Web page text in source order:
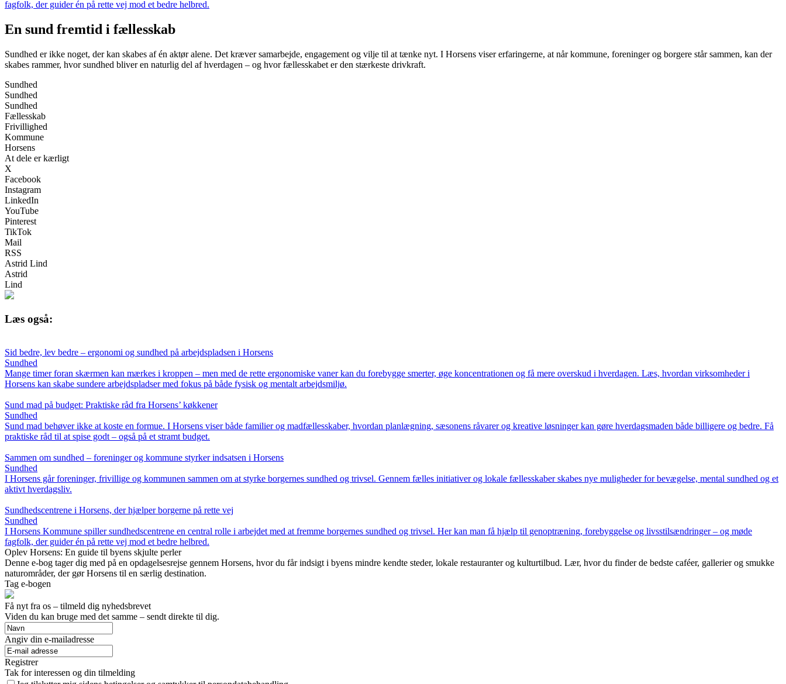
fagfolk, der guider én på rette vej mod et bedre helbred.
En sund fremtid i fællesskab
Sundhed er ikke noget, der kan skabes af én aktør alene. Det kræver samarbejde, engagement og vilje til at tænke nyt. I Horsens viser erfaringerne, at når kommune, foreninger og borgere står sammen, kan der
skabes rammer, hvor sundhed bliver en naturlig del af hverdagen – og hvor fællesskabet er den stærkeste drivkraft.
Sundhed
Sundhed
Sundhed
Fællesskab
Frivillighed
Kommune
Horsens
At dele er kærligt
X
Facebook
Instagram
LinkedIn
YouTube
Pinterest
TikTok
Mail
RSS
Astrid Lind
Astrid
Lind
Læs også:
Sid bedre, lev bedre – ergonomi og sundhed på arbejdspladsen i Horsens
Sundhed
Mange timer foran skærmen kan mærkes i kroppen – men med de rette ergonomiske vaner kan du forebygge smerter, øge koncentrationen og få mere overskud i hverdagen. Læs, hvordan virksomheder i
Horsens kan skabe sundere arbejdspladser med fokus på både fysisk og mentalt arbejdsmiljø.
Sund mad på budget: Praktiske råd fra Horsens’ køkkener
Sundhed
Sund mad behøver ikke at koste en formue. I Horsens viser både familier og madfællesskaber, hvordan planlægning, sæsonens råvarer og kreative løsninger kan gøre hverdagsmaden både billigere og bedre. Få
praktiske råd til at spise godt – også på et stramt budget.
Sammen om sundhed – foreninger og kommune styrker indsatsen i Horsens
Sundhed
I Horsens går foreninger, frivillige og kommunen sammen om at styrke borgernes sundhed og trivsel. Gennem fælles initiativer og lokale fællesskaber skabes nye muligheder for bevægelse, mental sundhed og et
aktivt hverdagsliv.
Sundhedscentrene i Horsens, der hjælper borgerne på rette vej
Sundhed
I Horsens Kommune spiller sundhedscentrene en central rolle i arbejdet med at fremme borgernes sundhed og trivsel. Her kan man få hjælp til genoptræning, forebyggelse og livsstilsændringer – og møde
fagfolk, der guider én på rette vej mod et bedre helbred.
Oplev Horsens: En guide til byens skjulte perler
Denne e-bog tager dig med på en opdagelsesrejse gennem Horsens, hvor du får indsigt i byens mindre kendte steder, lokale restauranter og kulturtilbud. Lær, hvor du finder de bedste caféer, gallerier og smukke
naturområder, der gør Horsens til en særlig destination.
Tag e-bogen
Få nyt fra os – tilmeld dig nyhedsbrevet
Viden du kan bruge med det samme – sendt direkte til dig.
Angiv din e-mailadresse
Registrer
Tak for interessen og din tilmelding